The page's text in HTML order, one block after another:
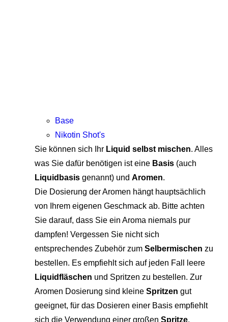
Base
Nikotin Shot's
Sie können sich Ihr Liquid selbst mischen. Alles
was Sie dafür benötigen ist eine Basis (auch
Liquidbasis genannt) und Aromen.
Die Dosierung der Aromen hängt hauptsächlich
von Ihrem eigenen Geschmack ab. Bitte achten
Sie darauf, dass Sie ein Aroma niemals pur
dampfen! Vergessen Sie nicht sich
entsprechendes Zubehör zum Selbermischen zu
bestellen. Es empfiehlt sich auf jeden Fall leere
Liquidfläschen und Spritzen zu bestellen. Zur
Aromen Dosierung sind kleine Spritzen gut
geeignet, für das Dosieren einer Basis empfiehlt
sich die Verwendung einer großen Spritze.